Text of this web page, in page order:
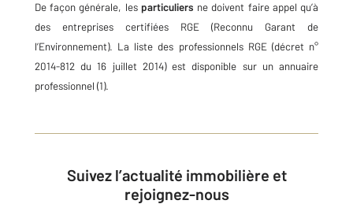
De façon générale, les particuliers ne doivent faire appel qu’à
des entreprises certifiées RGE (Reconnu Garant de
l’Environnement). La liste des professionnels RGE (décret n°
2014-812 du 16 juillet 2014) est disponible sur un annuaire
professionnel (1).
Suivez l’actualité immobilière et
rejoignez-nous